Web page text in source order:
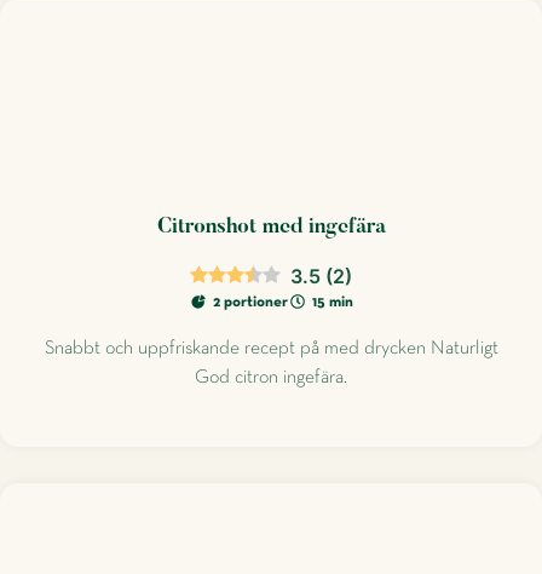
Citronshot med ingefära
3.5 (2)
2 portioner 15 min
Snabbt och uppfriskande recept på med drycken Naturligt
God citron ingefära.